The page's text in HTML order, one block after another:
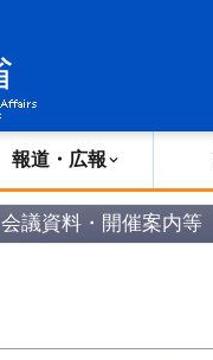
報道・広報
会議資料・開催案内等